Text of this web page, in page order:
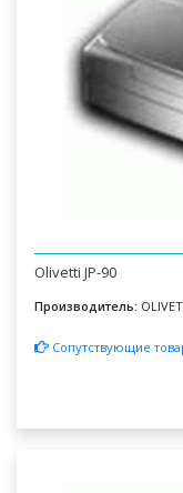
Olivetti JP-90
Производитель:
Сопутствующие